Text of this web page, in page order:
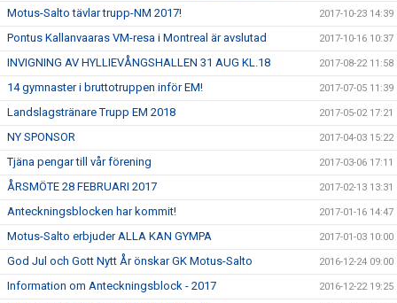
Motus-Salto tävlar trupp-NM 2017! 2017-10-23 14:39
Pontus Kallanvaaras VM-resa i Montreal är avslutad 2017-10-16 10:37
INVIGNING AV HYLLIEVÅNGSHALLEN 31 AUG KL.18 2017-08-22 11:58
14 gymnaster i bruttotruppen inför EM! 2017-07-05 11:39
Landslagstränare Trupp EM 2018 2017-05-02 17:21
NY SPONSOR 2017-04-03 15:22
Tjäna pengar till vår förening 2017-03-06 17:11
ÅRSMÖTE 28 FEBRUARI 2017 2017-02-13 13:31
Anteckningsblocken har kommit! 2017-01-16 14:47
Motus-Salto erbjuder ALLA KAN GYMPA 2017-01-03 10:00
God Jul och Gott Nytt År önskar GK Motus-Salto 2016-12-24 09:00
Information om Anteckningsblock - 2017 2016-12-22 19:25